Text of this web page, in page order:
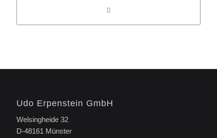
Udo Erpenstein GmbH
Welsingheide 32
D-48161 Münster